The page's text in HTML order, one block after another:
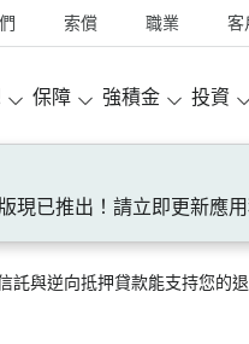
索償 職業 客
保障 強積金 投資
現已推出！請立即更新應
託與逆向抵押貸款能支持您的